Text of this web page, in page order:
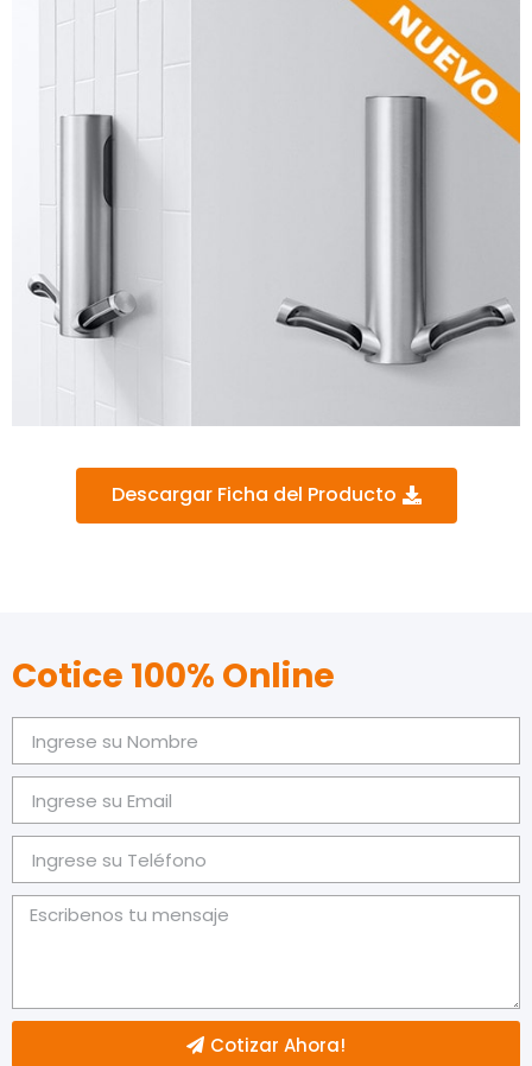
Descargar Ficha del Producto
Cotice 100% Online
Cotizar Ahora!